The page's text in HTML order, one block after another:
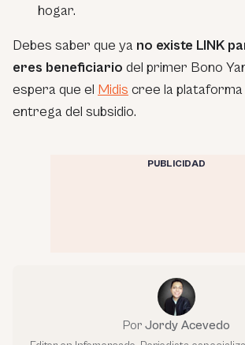
hogar.
Debes saber que ya no existe LINK
eres beneficiario del primer Bono
espera que el Midis cree la plataforma
entrega del subsidio.
PUBLICIDAD
Por Jordy Acevedo